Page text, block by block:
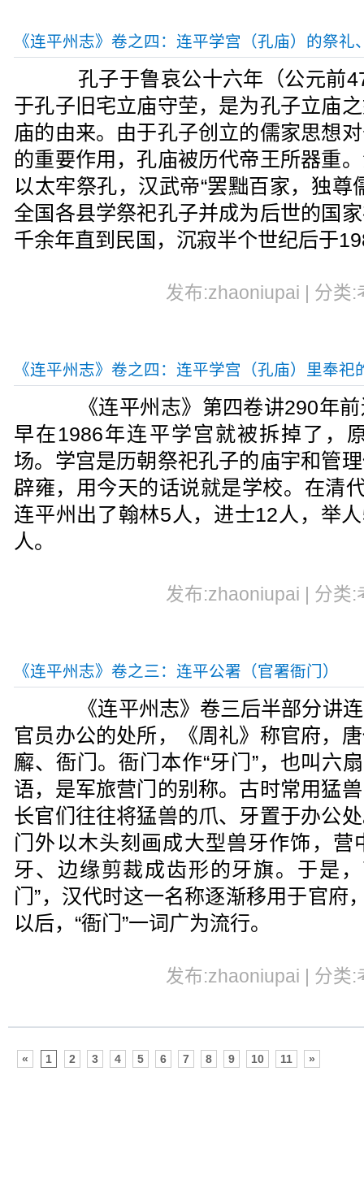
《连平州志》卷之四：连平学宫（孔庙）的祭礼
孔子于鲁哀公十六年（公元前
于孔子旧宅立庙守茔，是为孔子立庙
庙的由来。由于孔子创立的儒家思想
的重要作用，孔庙被历代帝王所器重
以太牢祭孔，汉武帝“罢黜百家，独尊
全国各县学祭祀孔子并成为后世的国
千余年直到民国，沉寂半个世纪后于
发布:zhaoniupai | 分类
《连平州志》卷之四：连平学宫（孔庙）里奉祀
《连平州志》第四卷讲290年前
早在1986年连平学宫就被拆掉了，
场。学宫是历朝祭祀孔子的庙宇和管
辟雍，用今天的话说就是学校。在清
连平州出了翰林5人，进士12人，举
人。
发布:zhaoniupai | 分类
《连平州志》卷之三：连平公署（官署衙门）
《连平州志》卷三后半部分讲连
官员办公的处所，《周礼》称官府，
廨、衙门。衙门本作“牙门”，也叫六
语，是军旅营门的别称。古时常用猛
长官们往往将猛兽的爪、牙置于办公
门外以木头刻画成大型兽牙作饰，营
牙、边缘剪裁成齿形的牙旗。于是
门”，汉代时这一名称逐渐移用于官府
以后，“衙门”一词广为流行。
发布:zhaoniupai | 分类
« 1 2 3 4 5 6 7 8 9 10 11 »